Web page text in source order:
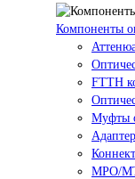
Компоненты
FTTH
Муфты
MPO/